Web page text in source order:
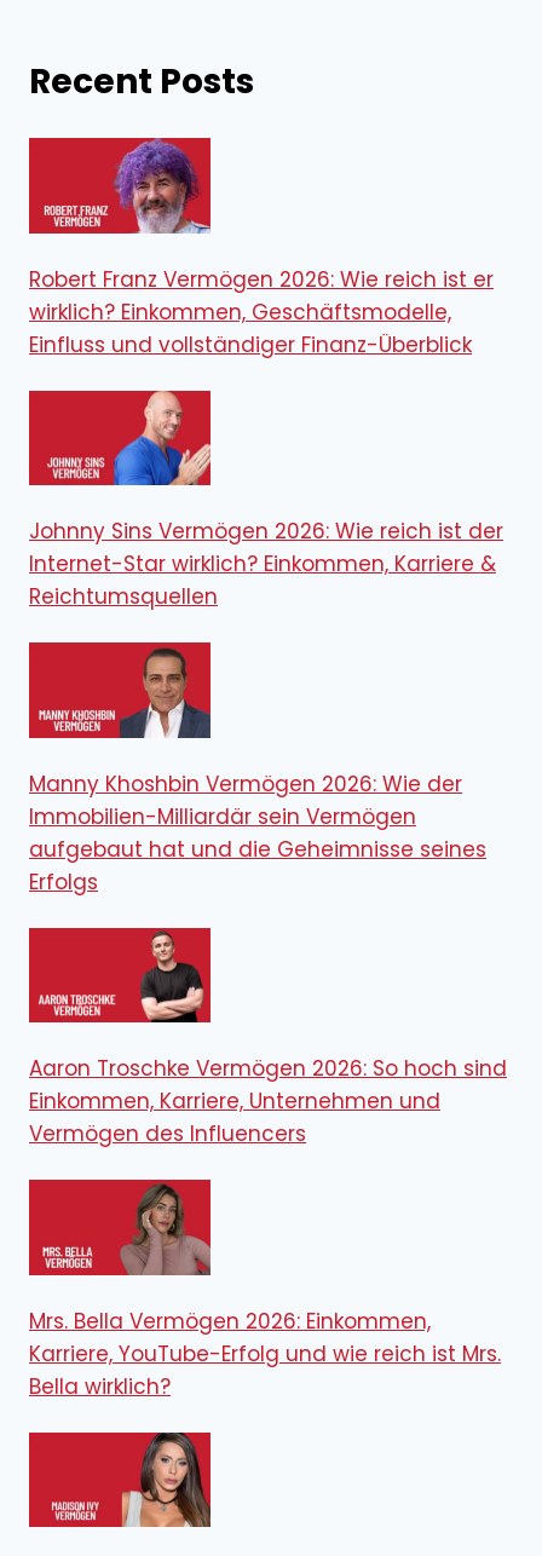
Recent Posts
Robert Franz Vermögen 2026: Wie reich ist er
wirklich? Einkommen, Geschäftsmodelle,
Einfluss und vollständiger Finanz-Überblick
Johnny Sins Vermögen 2026: Wie reich ist der
Internet-Star wirklich? Einkommen, Karriere &
Reichtumsquellen
Manny Khoshbin Vermögen 2026: Wie der
Immobilien-Milliardär sein Vermögen
aufgebaut hat und die Geheimnisse seines
Erfolgs
Aaron Troschke Vermögen 2026: So hoch sind
Einkommen, Karriere, Unternehmen und
Vermögen des Influencers
Mrs. Bella Vermögen 2026: Einkommen,
Karriere, YouTube-Erfolg und wie reich ist Mrs.
Bella wirklich?